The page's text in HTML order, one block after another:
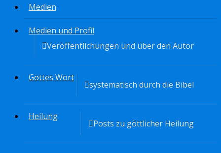
Medien
Medien und Profil
Veröffentlichungen und über den Autor
Gottes Wort
systematisch durch die Bibel
Heilung
Posts zu göttlicher Heilung